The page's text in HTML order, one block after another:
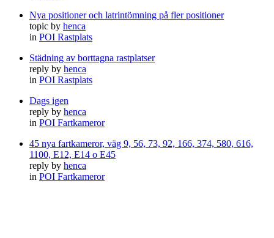
Nya positioner och latrintömning på fler positioner
topic by henca
in POI Rastplats
Städning av borttagna rastplatser
reply by henca
in POI Rastplats
Dags igen
reply by henca
in POI Fartkameror
45 nya fartkameror, väg 9, 56, 73, 92, 166, 374, 580, 616,
1100, E12, E14 o E45
reply by henca
in POI Fartkameror